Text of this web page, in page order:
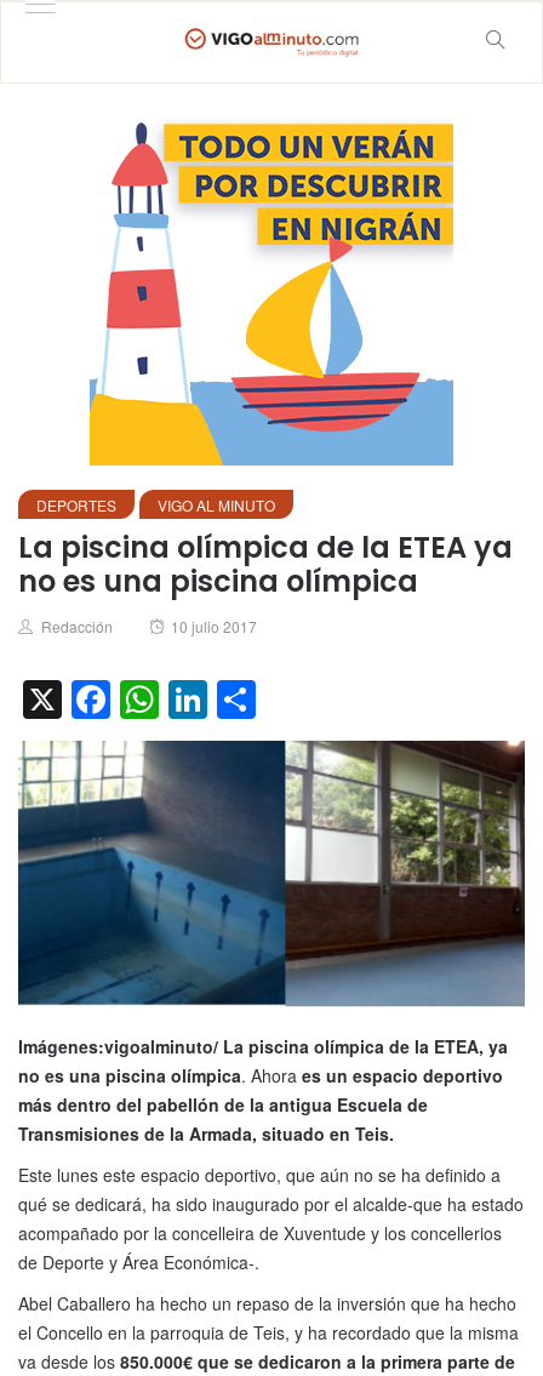
DEPORTES VIGO AL MINUTO
La piscina olímpica de la ETEA ya
no es una piscina olímpica
Author
Redacción
Posted
10 julio 2017
X Facebook
WhatsApp
LinkedIn
Imágenes:vigoalminuto/ La piscina olímpica de la ETEA, ya
no es una piscina olímpica. Ahora es un espacio deportivo
más dentro del pabellón de la antigua Escuela de
Transmisiones de la Armada, situado en Teis.
Este lunes este espacio deportivo, que aún no se ha definido a
qué se dedicará, ha sido inaugurado por el alcalde-que ha estado
acompañado por la concelleira de Xuventude y los concellerios
de Deporte y Área Económica-.
Abel Caballero ha hecho un repaso de la inversión que ha hecho
el Concello en la parroquia de Teis, y ha recordado que la misma
va desde los 850.000€ que se dedicaron a la primera parte de